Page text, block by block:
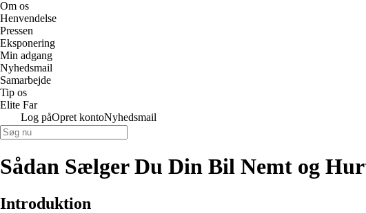
Om os
Henvendelse
Pressen
Eksponering
Min adgang
Nyhedsmail
Samarbejde
Tip os
Elite Far
Log påOpret kontoNyhedsmail
Sådan Sælger Du Din Bil Nemt og
Introduktion